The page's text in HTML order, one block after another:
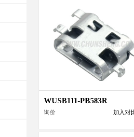
WUSB111-PB583R
询价 加入对